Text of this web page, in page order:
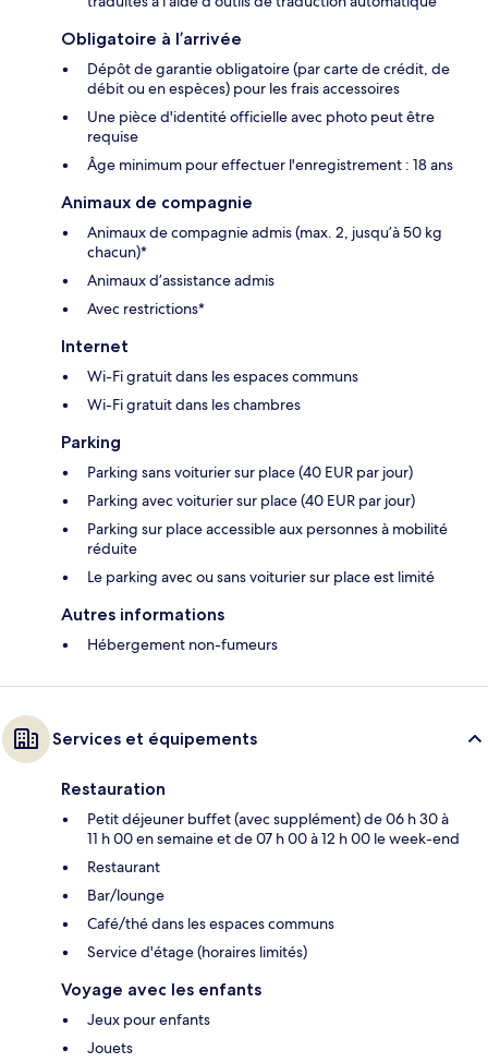
Obligatoire à l’arrivée
Dépôt de garantie obligatoire (par carte de crédit, de
débit ou en espèces) pour les frais accessoires
Une pièce d'identité officielle avec photo peut être
requise
Âge minimum pour effectuer l'enregistrement : 18 ans
Animaux de compagnie
Animaux de compagnie admis (max. 2, jusqu’à 50 kg
chacun)*
Animaux d’assistance admis
Avec restrictions*
Internet
Wi-Fi gratuit dans les espaces communs
Wi-Fi gratuit dans les chambres
Parking
Parking sans voiturier sur place (40 EUR par jour)
Parking avec voiturier sur place (40 EUR par jour)
Parking sur place accessible aux personnes à mobilité
réduite
Le parking avec ou sans voiturier sur place est limité
Autres informations
Hébergement non-fumeurs
Services et équipements
Restauration
Petit déjeuner buffet (avec supplément) de 06 h 30 à
11 h 00 en semaine et de 07 h 00 à 12 h 00 le week-end
Restaurant
Bar/lounge
Café/thé dans les espaces communs
Service d'étage (horaires limités)
Voyage avec les enfants
Jeux pour enfants
Jouets